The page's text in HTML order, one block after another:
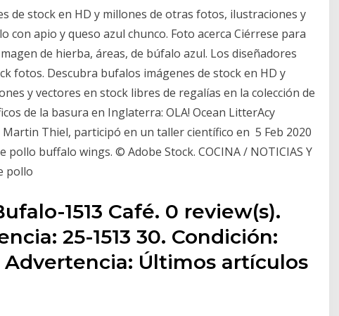
de stock en HD y millones de otras fotos, ilustraciones y
con apio y queso azul chunco. Foto acerca Ciérrese para
de hierba, áreas, de búfalo azul. Los diseñadores
fotos. Descubra bufalos imágenes de stock en HD y
y vectores en stock libres de regalías en la colección de
de la basura en Inglaterra: OLA! Ocean LitterAcy
Thiel, participó en un taller científico en 5 Feb 2020
pollo buffalo wings. © Adobe Stock. COCINA / NOTICIAS Y
pollo
1513 Café. 0 review(s).
25-1513 30. Condición:
Últimos artículos